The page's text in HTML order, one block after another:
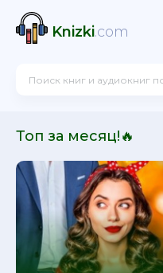
Knizki.com
Топ за месяц!🔥